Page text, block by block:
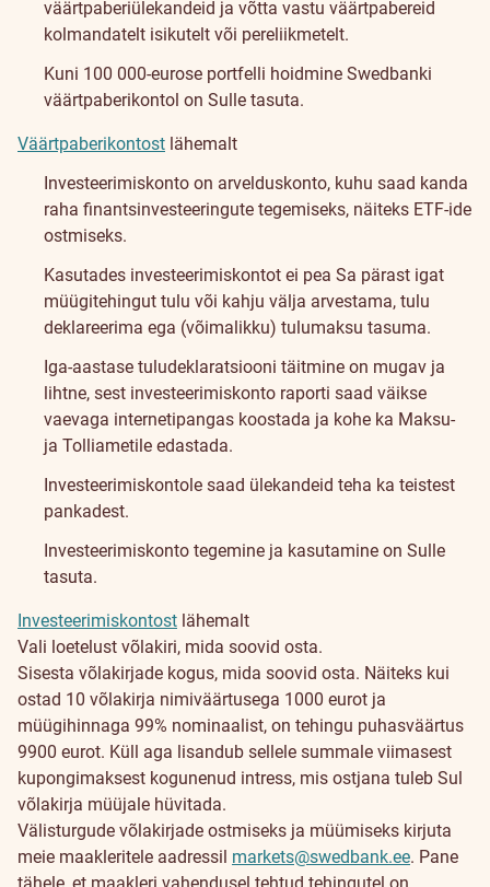
väärtpaberiülekandeid ja võtta vastu väärtpabereid
kolmandatelt isikutelt või pereliikmetelt.
Kuni 100 000-eurose portfelli hoidmine Swedbanki
väärtpaberikontol on Sulle tasuta.
Väärtpaberikontost lähemalt
Investeerimiskonto on arvelduskonto, kuhu saad kanda
raha finantsinvesteeringute tegemiseks, näiteks ETF-ide
ostmiseks.
Kasutades investeerimiskontot ei pea Sa pärast igat
müügitehingut tulu või kahju välja arvestama, tulu
deklareerima ega (võimalikku) tulumaksu tasuma.
Iga-aastase tuludeklaratsiooni täitmine on mugav ja
lihtne, sest investeerimiskonto raporti saad väikse
vaevaga internetipangas koostada ja kohe ka Maksu-
ja Tolliametile edastada.
Investeerimiskontole saad ülekandeid teha ka teistest
pankadest.
Investeerimiskonto tegemine ja kasutamine on Sulle
tasuta.
Investeerimiskontost lähemalt
Vali loetelust võlakiri, mida soovid osta.
Sisesta võlakirjade kogus, mida soovid osta. Näiteks kui
ostad 10 võlakirja nimiväärtusega 1000 eurot ja
müügihinnaga 99% nominaalist, on tehingu puhasväärtus
9900 eurot. Küll aga lisandub sellele summale viimasest
kupongimaksest kogunenud intress, mis ostjana tuleb Sul
võlakirja müüjale hüvitada.
Välisturgude võlakirjade ostmiseks ja müümiseks kirjuta
meie maakleritele aadressil markets@swedbank.ee. Pane